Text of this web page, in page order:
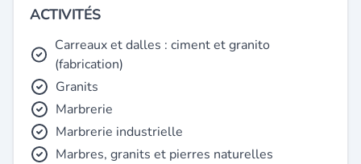
ACTIVITÉS
Carreaux et dalles : ciment et granito
(fabrication)
Granits
Marbrerie
Marbrerie industrielle
Marbres, granits et pierres naturelles